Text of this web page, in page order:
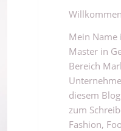
Mein Name
Master in
Bereich
diesem
zum
Fashion,